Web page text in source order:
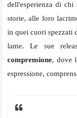
dell'esperienza di chi
storie, alle loro
in quei cuori spezzati
lame. Le sue
comprensione, dove
espressione,